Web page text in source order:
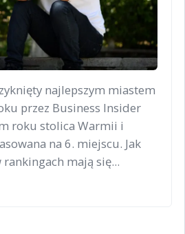
najlepszym miastem
przez Business Insider
roku stolica Warmii i
na 6. miejscu. Jak
mają się...